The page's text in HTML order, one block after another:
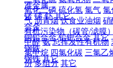
氧化二磷 硫化氢 氯气 氯
气 沥青烟 饮食业油烟 硝
有机污染物（碳管/滤膜
甲醛 氨 总挥发性有机物
氯甲烷 四氯化碳 三氯乙
份 多组分 其它
准金属
锗 锑 钋 其它
合金
铜铅合金 铅钯合金 其它
钢铁
钢铁 其它